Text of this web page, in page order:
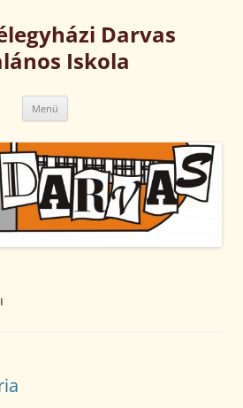
Darvas
Iskola
Menü